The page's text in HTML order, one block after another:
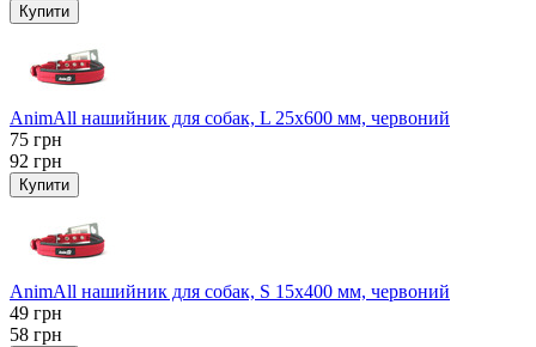
Купити
AnimAll нашийник для собак, L 25x600 мм, червоний
75 грн
92 грн
Купити
AnimAll нашийник для собак, S 15х400 мм, червоний
49 грн
58 грн